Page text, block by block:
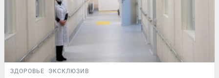
ЗДОРОВЬЕ ЭКСКЛЮЗИВ